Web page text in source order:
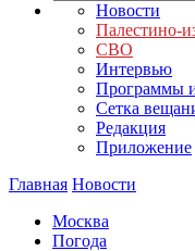
Новости
Палестино-
СВО
Интервью
Программы
Сетка
Редакция
Приложение
Главная Новости
Москва
Погода